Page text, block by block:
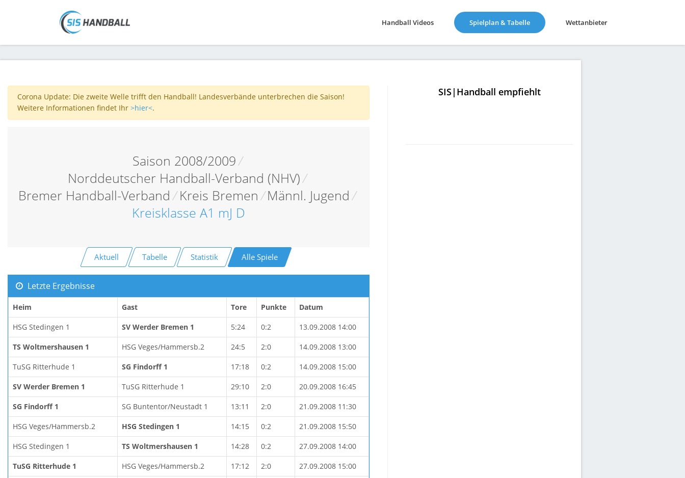
Handball Videos Spielplan & Tabelle(current) Wettanbieter
Corona Update: Die zweite Welle trifft den Handball! Landesverbände unterbrechen die Saison!
Weitere Informationen findet Ihr >hier<.
Saison 2008/2009/
Norddeutscher Handball-Verband (NHV)/
Bremer Handball-Verband/ Kreis Bremen/Männl. Jugend /
Kreisklasse A1 mJ D
Aktuell Tabelle Statistik Alle Spiele
Letzte Ergebnisse
Heim Gast Tore Punkte Datum
HSG Stedingen 1 SV Werder Bremen 1 5:24 0:2 13.09.2008 14:00
TS Woltmershausen 1 HSG Veges/Hammersb.2 24:5 2:0 14.09.2008 13:00
TuSG Ritterhude 1 SG Findorff 1 17:18 0:2 14.09.2008 15:00
SV Werder Bremen 1 TuSG Ritterhude 1 29:10 2:0 20.09.2008 16:45
SG Findorff 1 SG Buntentor/Neustadt 1 13:11 2:0 21.09.2008 11:30
HSG Veges/Hammersb.2 HSG Stedingen 1 14:15 0:2 21.09.2008 15:50
HSG Stedingen 1 TS Woltmershausen 1 14:28 0:2 27.09.2008 14:00
TuSG Ritterhude 1 HSG Veges/Hammersb.2 17:12 2:0 27.09.2008 15:00
SIS|Handball empfiehlt